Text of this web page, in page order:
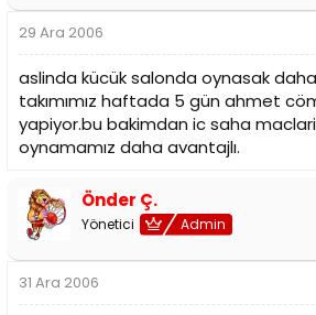
29 Ara 2006
aslinda kücük salonda oynasak
takımımız haftada 5 gün ahmet
yapiyor.bu bakimdan ic saha
oynamamız daha avantajlı.
Önder Ç.
Yönetici Admin
31 Ara 2006